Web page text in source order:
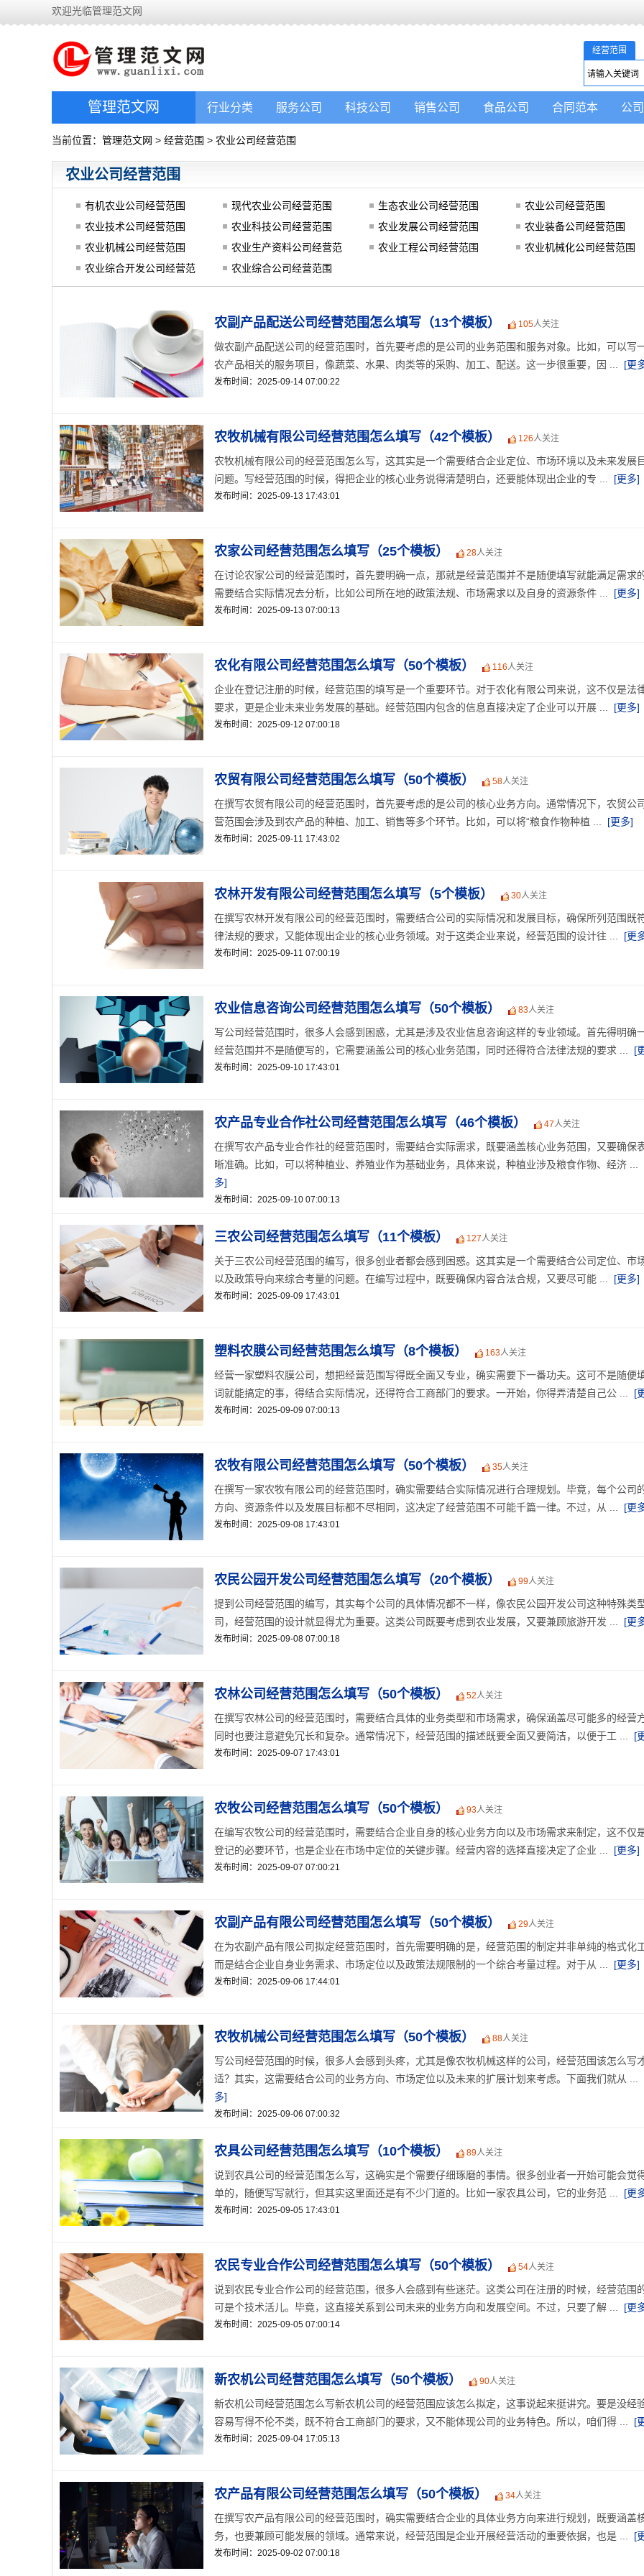
欢迎光临管理范文网
经营范围
管理范文网 行业分类 服务公司 科技公司 销售公司 食品公司 合同范本 公
当前位置： 管理范文网 > 经营范围 > 农业公司经营范围
农业公司经营范围
有机农业公司经营范围 现代农业公司经营范围 生态农业公司经营范围
农业公司经营范围
农业技术公司经营范围
农业科技公司经营范围 农业发展公司经营范围
农业装备公司经营范围
农业机械公司经营范围
农业生产资料公司经营范
围
农业工程公司经营范围
农业机械化公司经营范围
农业综合开发公司经营范
围
农业综合公司经营范围
农副产品配送公司经营范围怎么填写（13个模板） 105人关注
做农副产品配送公司的经营范围时，首先要考虑的是公司的业务范围和服务对象。比如，可以写
农产品相关的服务项目，像蔬菜、水果、肉类等的采购、加工、配送。这一步很重要，因 ...
[更
发布时间：2025-09-14 07:00:22
农牧机械有限公司经营范围怎么填写（42个模板） 126人关注
农牧机械有限公司的经营范围怎么写，这其实是一个需要结合企业定位、市场环境以及未来发展
问题。写经营范围的时候，得把企业的核心业务说得清楚明白，还要能体现出企业的专 ...
[更多]
发布时间：2025-09-13 17:43:01
农家公司经营范围怎么填写（25个模板） 28人关注
在讨论农家公司的经营范围时，首先要明确一点，那就是经营范围并不是随便填写就能满足需求
需要结合实际情况去分析，比如公司所在地的政策法规、市场需求以及自身的资源条件 ...
[更多]
发布时间：2025-09-13 07:00:13
农化有限公司经营范围怎么填写（50个模板） 116人关注
企业在登记注册的时候，经营范围的填写是一个重要环节。对于农化有限公司来说，这不仅是法
要求，更是企业未来业务发展的基础。经营范围内包含的信息直接决定了企业可以开展 ...
[更多]
发布时间：2025-09-12 07:00:18
农贸有限公司经营范围怎么填写（50个模板） 58人关注
在撰写农贸有限公司的经营范围时，首先要考虑的是公司的核心业务方向。通常情况下，农贸公
营范围会涉及到农产品的种植、加工、销售等多个环节。比如，可以将“粮食作物种植 ...
[更多]
发布时间：2025-09-11 17:43:02
农林开发有限公司经营范围怎么填写（5个模板） 30人关注
在撰写农林开发有限公司的经营范围时，需要结合公司的实际情况和发展目标，确保所列范围既
律法规的要求，又能体现出企业的核心业务领域。对于这类企业来说，经营范围的设计往 ...
[更
发布时间：2025-09-11 07:00:19
农业信息咨询公司经营范围怎么填写（50个模板） 83人关注
写公司经营范围时，很多人会感到困惑，尤其是涉及农业信息咨询这样的专业领域。首先得明确一
经营范围并不是随便写的，它需要涵盖公司的核心业务范围，同时还得符合法律法规的要求 ...
[
发布时间：2025-09-10 17:43:01
农产品专业合作社公司经营范围怎么填写（46个模板） 47人关注
在撰写农产品专业合作社的经营范围时，需要结合实际需求，既要涵盖核心业务范围，又要确保
晰准确。比如，可以将种植业、养殖业作为基础业务，具体来说，种植业涉及粮食作物、经济 ...
多]
发布时间：2025-09-10 07:00:13
三农公司经营范围怎么填写（11个模板） 127人关注
关于三农公司经营范围的编写，很多创业者都会感到困惑。这其实是一个需要结合公司定位、市
以及政策导向来综合考量的问题。在编写过程中，既要确保内容合法合规，又要尽可能 ...
[更多]
发布时间：2025-09-09 17:43:01
塑料农膜公司经营范围怎么填写（8个模板） 163人关注
经营一家塑料农膜公司，想把经营范围写得既全面又专业，确实需要下一番功夫。这可不是随便
词就能搞定的事，得结合实际情况，还得符合工商部门的要求。一开始，你得弄清楚自己公 ...
[
发布时间：2025-09-09 07:00:13
农牧有限公司经营范围怎么填写（50个模板） 35人关注
在撰写一家农牧有限公司的经营范围时，确实需要结合实际情况进行合理规划。毕竟，每个公司
方向、资源条件以及发展目标都不尽相同，这决定了经营范围不可能千篇一律。不过，从 ...
[更
发布时间：2025-09-08 17:43:01
农民公园开发公司经营范围怎么填写（20个模板） 99人关注
提到公司经营范围的编写，其实每个公司的具体情况都不一样，像农民公园开发公司这种特殊类
司，经营范围的设计就显得尤为重要。这类公司既要考虑到农业发展，又要兼顾旅游开发 ...
[更
发布时间：2025-09-08 07:00:18
农林公司经营范围怎么填写（50个模板） 52人关注
在撰写农林公司的经营范围时，需要结合具体的业务类型和市场需求，确保涵盖尽可能多的经营方
同时也要注意避免冗长和复杂。通常情况下，经营范围的描述既要全面又要简洁，以便于工 ...
[
发布时间：2025-09-07 17:43:01
农牧公司经营范围怎么填写（50个模板） 93人关注
在编写农牧公司的经营范围时，需要结合企业自身的核心业务方向以及市场需求来制定，这不仅
登记的必要环节，也是企业在市场中定位的关键步骤。经营内容的选择直接决定了企业 ...
[更多]
发布时间：2025-09-07 07:00:21
农副产品有限公司经营范围怎么填写（50个模板） 29人关注
在为农副产品有限公司拟定经营范围时，首先需要明确的是，经营范围的制定并非单纯的格式化工
而是结合企业自身业务需求、市场定位以及政策法规限制的一个综合考量过程。对于从 ...
[更多]
发布时间：2025-09-06 17:44:01
农牧机械公司经营范围怎么填写（50个模板） 88人关注
写公司经营范围的时候，很多人会感到头疼，尤其是像农牧机械这样的公司，经营范围该怎么写
适？其实，这需要结合公司的业务方向、市场定位以及未来的扩展计划来考虑。下面我们就从 ...
多]
发布时间：2025-09-06 07:00:32
农具公司经营范围怎么填写（10个模板） 89人关注
说到农具公司的经营范围怎么写，这确实是个需要仔细琢磨的事情。很多创业者一开始可能会觉
单的，随便写写就行，但其实这里面还是有不少门道的。比如一家农具公司，它的业务范 ...
[更
发布时间：2025-09-05 17:43:01
农民专业合作公司经营范围怎么填写（50个模板） 54人关注
说到农民专业合作公司的经营范围，很多人会感到有些迷茫。这类公司在注册的时候，经营范围
可是个技术活儿。毕竟，这直接关系到公司未来的业务方向和发展空间。不过，只要了解 ...
[更
发布时间：2025-09-05 07:00:14
新农机公司经营范围怎么填写（50个模板） 90人关注
新农机公司经营范围怎么写新农机公司的经营范围应该怎么拟定，这事说起来挺讲究。要是没经
容易写得不伦不类，既不符合工商部门的要求，又不能体现公司的业务特色。所以，咱们得 ...
[
发布时间：2025-09-04 17:05:13
农产品有限公司经营范围怎么填写（50个模板） 34人关注
在撰写农产品有限公司的经营范围时，确实需要结合企业的具体业务方向来进行规划，既要涵盖
务，也要兼顾可能发展的领域。通常来说，经营范围是企业开展经营活动的重要依据，也是 ...
[
发布时间：2025-09-02 07:00:18